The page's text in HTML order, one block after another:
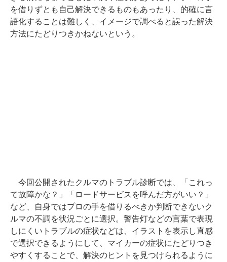
を借りずとも自己解決できるものもあったり、的確に言
語化することは難しく、イメージで調べると誤った解決
方法にたどりつきかねないという。
今回公開されたクルマのトラブル診断では、「これっ
て故障かな？」「ロードサービスを呼んだ方がいい？」
など、自身ではプロの手を借りるべきか判断できないク
ルマの不調を状況ごとに選択。警告灯などの言葉で表現
しにくいトラブルの症状などは、イラストを表示し直感
で選択できるようにして、マイカーの症状にたどりつき
やすくすることで、解決のヒントを見つけられるように